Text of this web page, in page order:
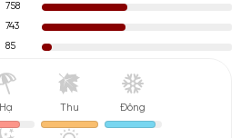
758
743
85
Hạ Thu Đông